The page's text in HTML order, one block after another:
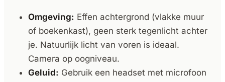
Omgeving: Effen achtergrond (vlakke muur
of boekenkast), geen sterk tegenlicht achter
je. Natuurlijk licht van voren is ideaal.
Camera op oogniveau.
Geluid: Gebruik een headset met microfoon